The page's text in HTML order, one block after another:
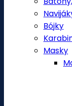
Bójky
Masky